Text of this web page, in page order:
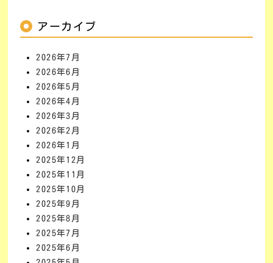
アーカイブ
2026年7月
2026年6月
2026年5月
2026年4月
2026年3月
2026年2月
2026年1月
2025年12月
2025年11月
2025年10月
2025年9月
2025年8月
2025年7月
2025年6月